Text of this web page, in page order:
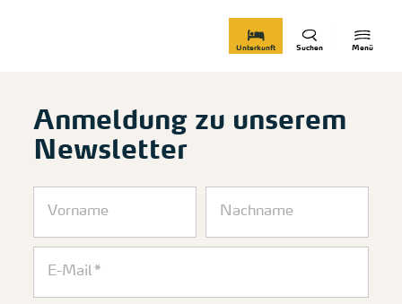
Menü
Suchen
Unterkunft
Anmeldung zu unserem
Newsletter